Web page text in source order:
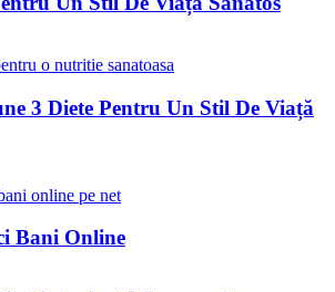
3 Diete Pentru Un Stil De Viață
Bani Online